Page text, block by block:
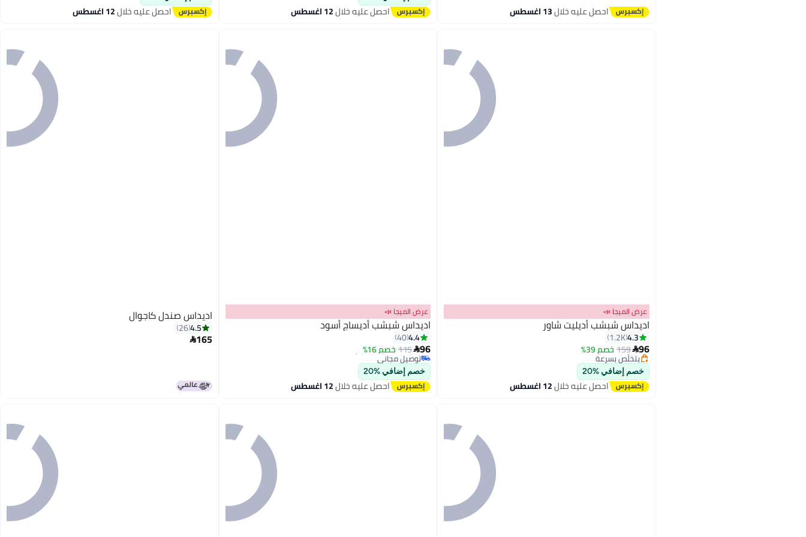
احصل عليه خلال13 اغسطس احصل عليه خلال12 اغسطس احصل عليه خلال12 اغسطس
7
عرض الميجا 📣
اديداس شبشب أديليت شاور
4.3
1.2K
96
159 خصم 39%
#21 في صنادل رجالية
توصيل مجاني
بتخلّص بسرعة
#21 في صنادل رجالية
خصم إضافي %20
احصل عليه خلال12 اغسطس
عرض الميجا 📣
اديداس شبشب أديساج أسود
4.4
40
96
115خصم 16%
#30 في صنادل رجالية كاجوال
أقل سعر في 30 يوم
توصيل مجاني
#30 في صنادل رجالية كاجوال
خصم إضافي %20
احصل عليه خلال12 اغسطس
اديداس صندل كاجوال
4.5
26
165